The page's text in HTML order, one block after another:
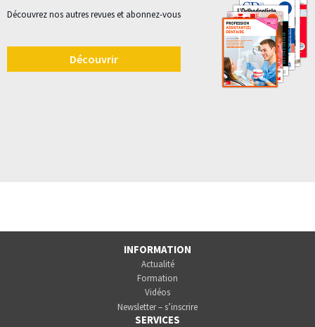
Découvrez nos autres revues et abonnez-vous
Découvrir
INFORMATION
Actualité
Formation
Vidéos
Newsletter – s’inscrire
SERVICES